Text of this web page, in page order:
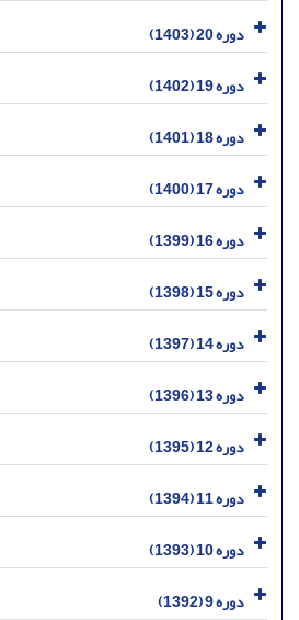
دوره 20 (1403)
دوره 19 (1402)
دوره 18 (1401)
دوره 17 (1400)
دوره 16 (1399)
دوره 15 (1398)
دوره 14 (1397)
دوره 13 (1396)
دوره 12 (1395)
دوره 11 (1394)
دوره 10 (1393)
دوره 9 (1392)